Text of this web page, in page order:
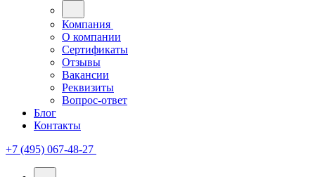
Компания
О компании
Сертификаты
Отзывы
Вакансии
Реквизиты
Вопрос-ответ
Блог
Контакты
+7 (495) 067-48-27